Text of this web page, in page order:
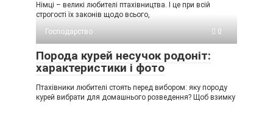
Німці – великі любителі птахівництва. І це при всій
строгості їх законів щодо всього,
Господарство
0
Порода курей несучок родоніт:
характеристики і фото
Птахівники любителі стоять перед вибором: яку породу
курей вибрати для домашнього розведення? Щоб взимку